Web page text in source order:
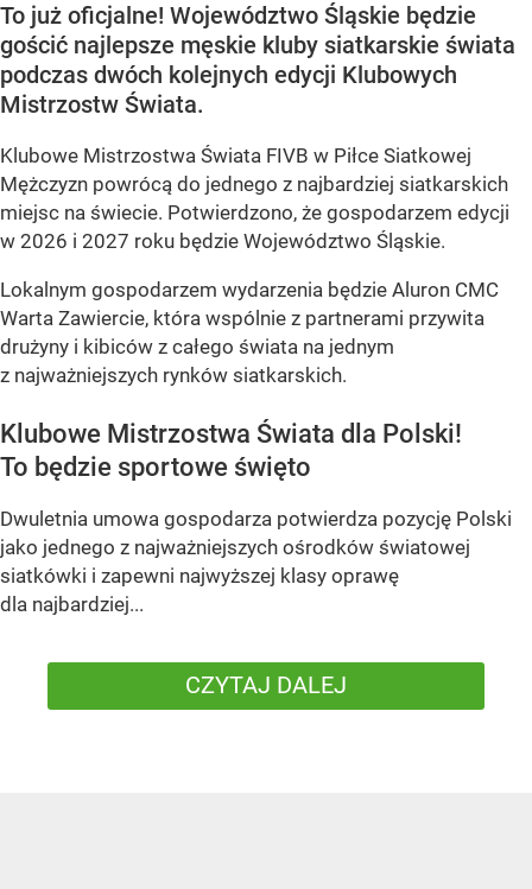
To już oficjalne! Województwo Śląskie będzie
gościć najlepsze męskie kluby siatkarskie świata
podczas dwóch kolejnych edycji Klubowych
Mistrzostw Świata.
Klubowe Mistrzostwa Świata FIVB w Piłce Siatkowej
Mężczyzn powrócą do jednego z najbardziej siatkarskich
miejsc na świecie. Potwierdzono, że gospodarzem edycji
w 2026 i 2027 roku będzie Województwo Śląskie.
Lokalnym gospodarzem wydarzenia będzie Aluron CMC
Warta Zawiercie, która wspólnie z partnerami przywita
drużyny i kibiców z całego świata na jednym
z najważniejszych rynków siatkarskich.
Klubowe Mistrzostwa Świata dla Polski!
To będzie sportowe święto
Dwuletnia umowa gospodarza potwierdza pozycję Polski
jako jednego z najważniejszych ośrodków światowej
siatkówki i zapewni najwyższej klasy oprawę
dla najbardziej...
CZYTAJ DALEJ